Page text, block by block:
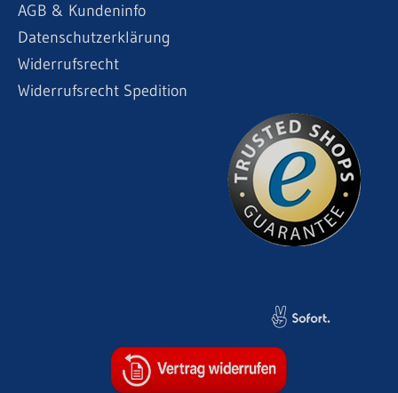
AGB & Kundeninfo
Datenschutzerklärung
Widerrufsrecht
Widerrufsrecht Spedition